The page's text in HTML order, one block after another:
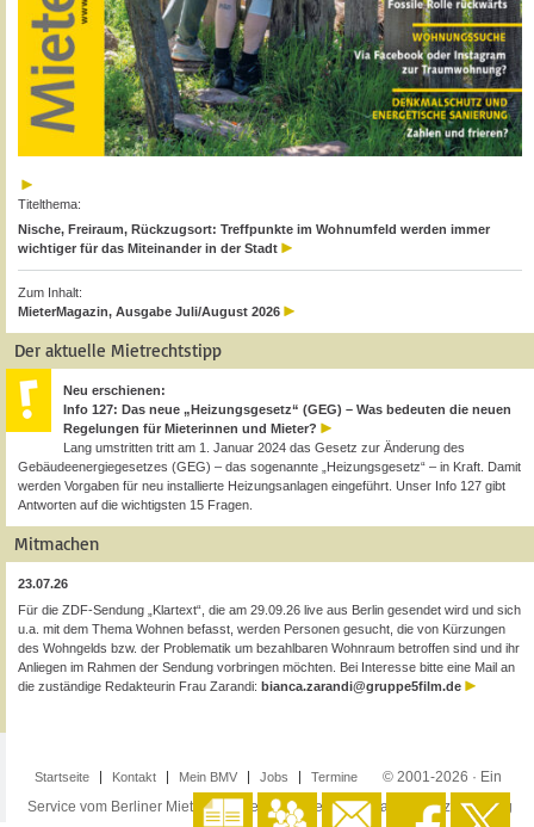
Titelthema:
Nische, Freiraum, Rückzugsort: Treffpunkte im Wohnumfeld werden immer
wichtiger für das Miteinander in der Stadt
Zum Inhalt:
MieterMagazin, Ausgabe Juli/August 2026
Der aktuelle Mietrechtstipp
Neu erschienen:
Info 127: Das neue „Heizungsgesetz“ (GEG) – Was bedeuten die neuen
Regelungen für Mieterinnen und Mieter?
Lang umstritten tritt am 1. Januar 2024 das Gesetz zur Änderung des
Gebäudeenergiegesetzes (GEG) – das sogenannte „Heizungsgesetz“ – in Kraft. Damit
werden Vorgaben für neu installierte Heizungsanlagen eingeführt. Unser Info 127 gibt
Antworten auf die wichtigsten 15 Fragen.
Mitmachen
23.07.26
Für die ZDF-Sendung „Klartext“, die am 29.09.26 live aus Berlin gesendet wird und sich
u.a. mit dem Thema Wohnen befasst, werden Personen gesucht, die von Kürzungen
des Wohngelds bzw. der Problematik um bezahlbaren Wohnraum betroffen sind und ihr
Anliegen im Rahmen der Sendung vorbringen möchten. Bei Interesse bitte eine Mail an
die zuständige Redakteurin Frau Zarandi: bianca.zarandi@gruppe5film.de
Startseite Kontakt Mein BMV Jobs Termine
© 2001-2026 · Ein
Service vom Berliner Mieterverein e.V. ·Impressum·Datenschutzerklärung